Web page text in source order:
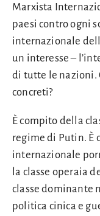
Marxista
paesi contro ogni
internazionale
un interesse –
di tutte le nazioni.
concreti?
È compito della
regime di Putin. È
internazionale
la classe operaia
classe dominante
politica cinica e